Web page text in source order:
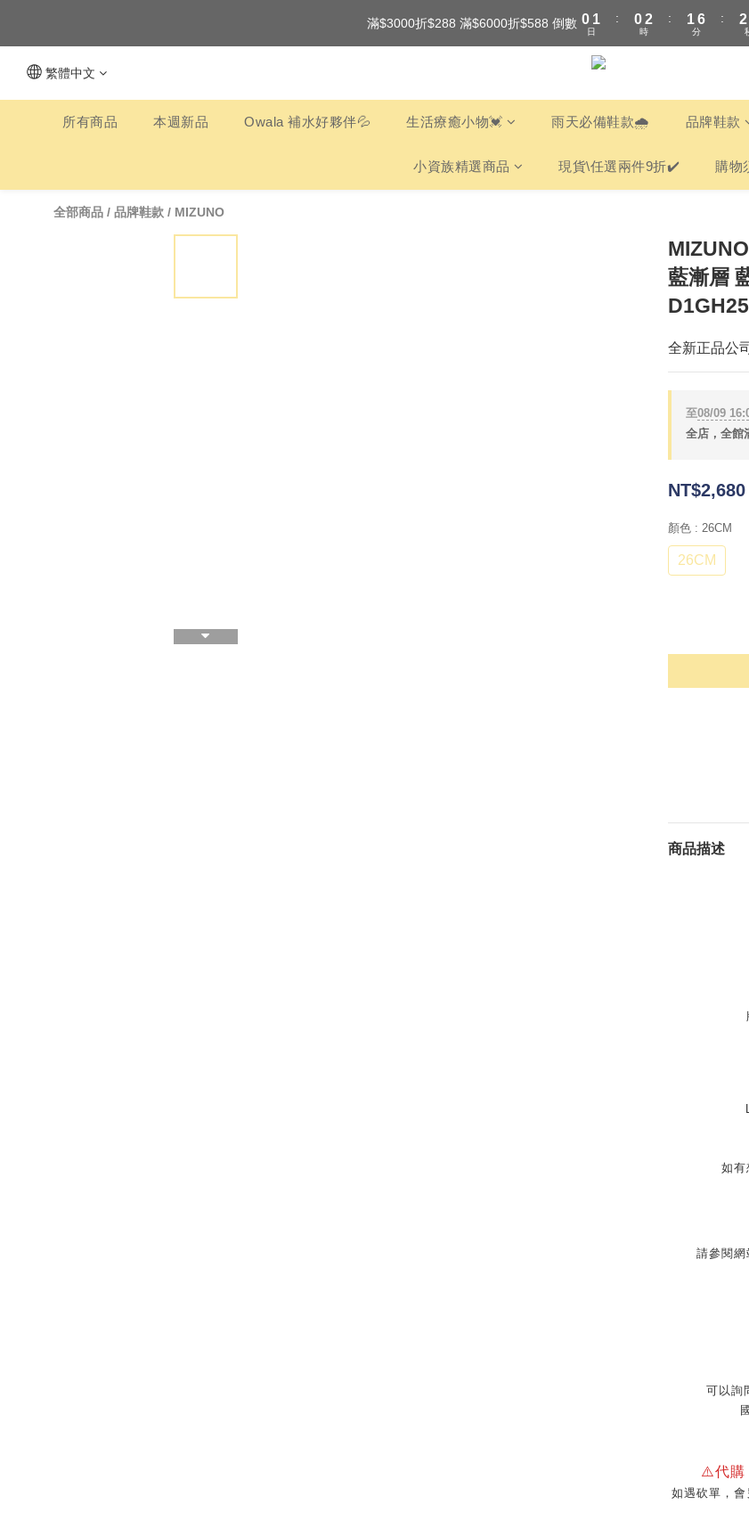
全館滿$3000享『超商』免運費
滿$3000折$288 滿$6000折$588 倒數 0 1
0
日
:
02
1
時
:
1
0
6
5
2
1
分
:
2
1
全館滿$3000享『超商』免運費
繁體中文
所有商品 本週新品 Owala 補水好夥伴💦 生活療癒小物💓 雨天必備鞋款🌧️ 品牌鞋款
小資族精選商品 現貨\任選兩件9折✔️ 購物
全部商品 / 品牌鞋款 / MIZUNO
藍漸層
全新正品公
至08/09
全店，全館
NT$2,680
顏色 : 26CM
26CM
商品描述
如有
請參閱網
可以詢
⚠️代購
如遇砍單，